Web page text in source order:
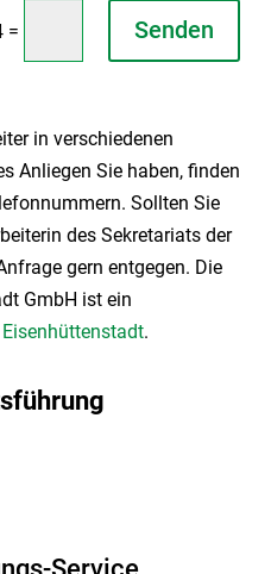
= Senden
in verschiedenen
Anliegen Sie haben, finden
Sollten Sie
des Sekretariats der
gern entgegen. Die
GmbH ist ein
.